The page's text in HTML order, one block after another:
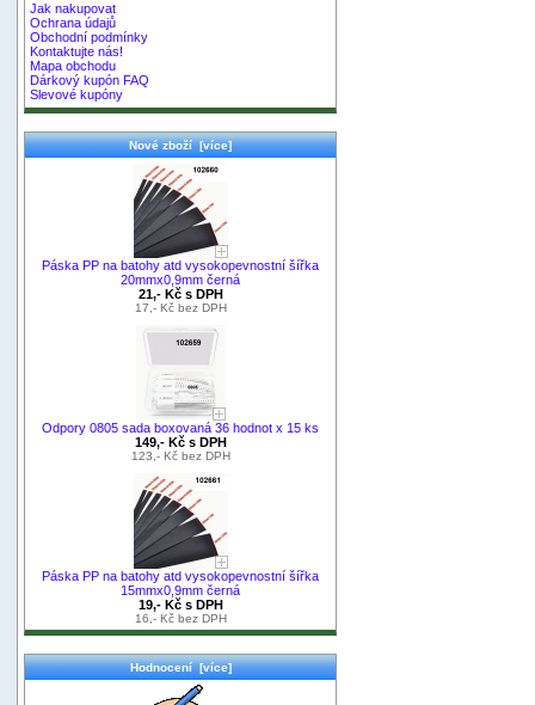
Jak nakupovat
Ochrana údajů
Obchodní podmínky
Kontaktujte nás!
Mapa obchodu
Dárkový kupón FAQ
Slevové kupóny
Nové zboží [více]
Páska PP na batohy atd vysokopevnostní šířka
20mmx0,9mm černá
21,- Kč s DPH
17,- Kč bez DPH
Odpory 0805 sada boxovaná 36 hodnot x 15 ks
149,- Kč s DPH
123,- Kč bez DPH
Páska PP na batohy atd vysokopevnostní šířka
15mmx0,9mm černá
19,- Kč s DPH
16,- Kč bez DPH
Hodnocení [více]